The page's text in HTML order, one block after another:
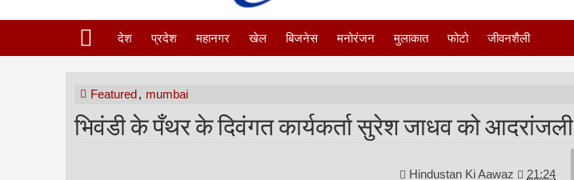
देश प्रदेश महानगर खेल बिजनेस मनोरंजन मुलाकात फोटो जीवनशैली
Featured, mumbai
भिवंडी के पँथर के दिवंगत कार्यकर्ता सुरेश जाधव को आदरांजली
Hindustan Ki Aawaz 21:24